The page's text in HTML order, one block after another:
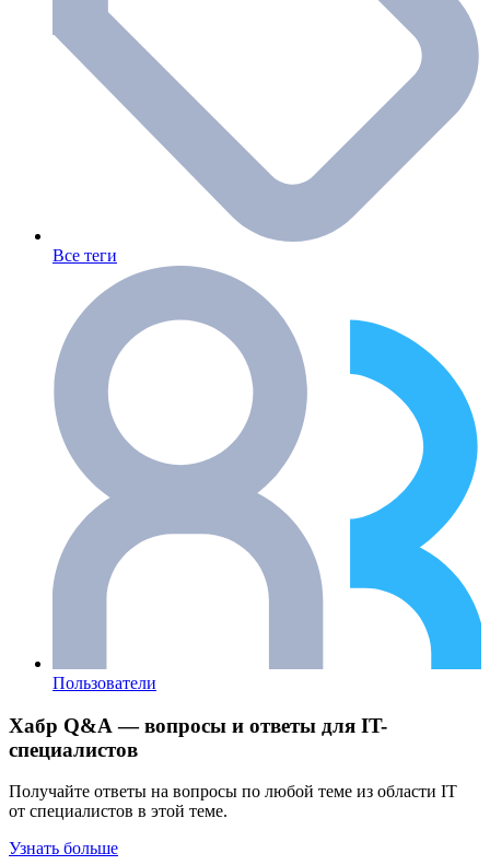
Все теги
Пользователи
Хабр Q&A — вопросы и ответы для IT-
специалистов
Получайте ответы на вопросы по любой теме из области IT
от специалистов в этой теме.
Узнать больше